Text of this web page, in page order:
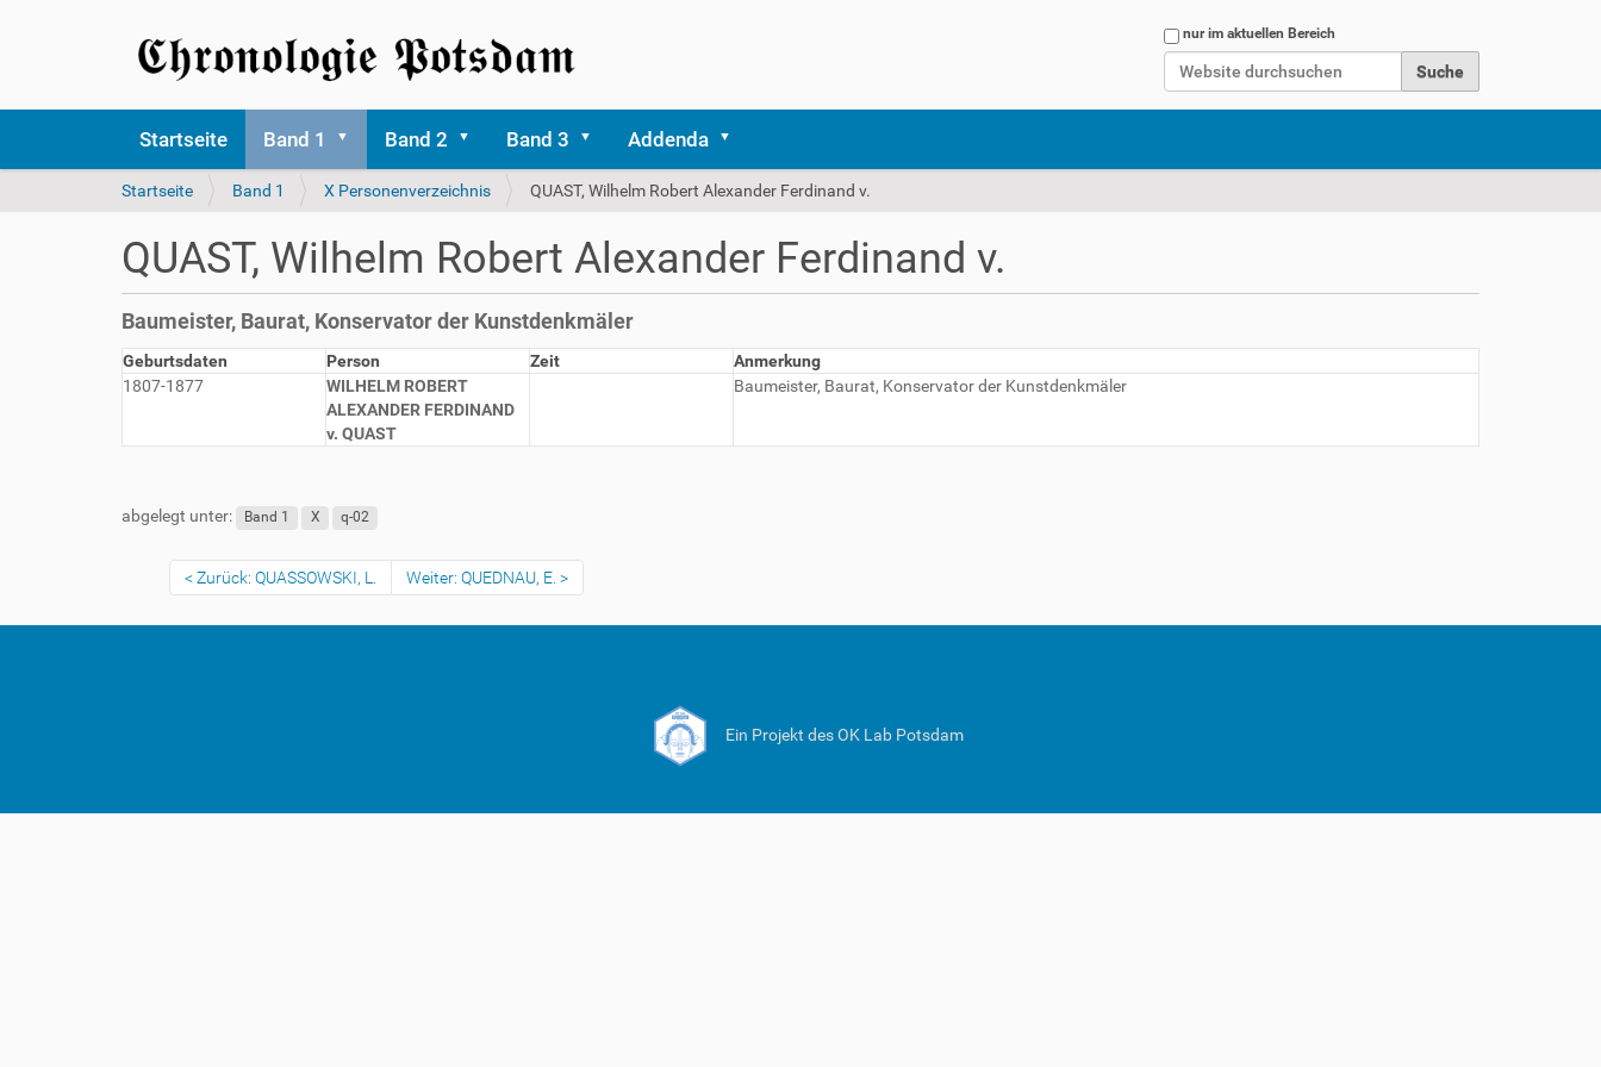
Website durchsuchen
nur im aktuellen Bereich
Startseite Band 1 Band 2 Band 3 Addenda
S
s
d
h
i
Startseite Band 1 X Personenverzeichnis QUAST, Wilhelm Robert Alexander Ferdinand v.
QUAST, Wilhelm Robert Alexander Ferdinand v.
Baumeister, Baurat, Konservator der Kunstdenkmäler
Geburtsdaten Person Zeit
Anmerkung
1807-1877
WILHELM ROBERT
ALEXANDER FERDINAND
v. QUAST
Baumeister, Baurat, Konservator der Kunstdenkmäler
abgelegt unter: Band 1 X q-02
Zurück: QUASSOWSKI, L. Weiter: QUEDNAU, E.
Ein Projekt des OK Lab Potsdam